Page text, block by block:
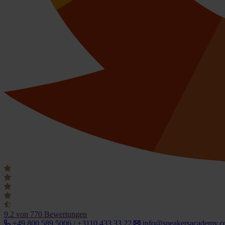
9.2 von 770 Bewertungen
+49 800 589 5006 / +3110 433 33 22